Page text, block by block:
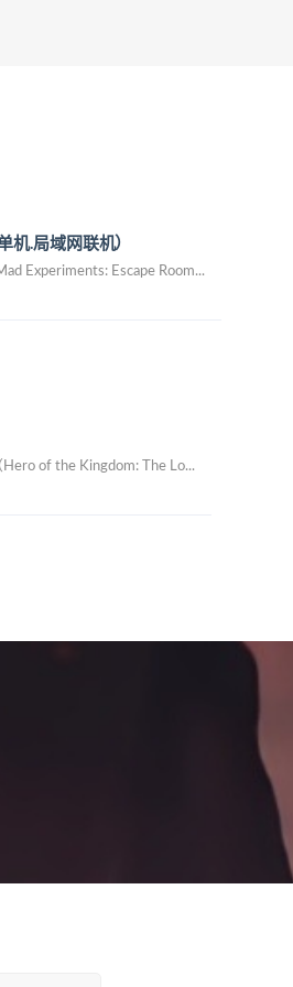
机.局域网联机）
Experiments: Escape Room...
of the Kingdom: The Lo...